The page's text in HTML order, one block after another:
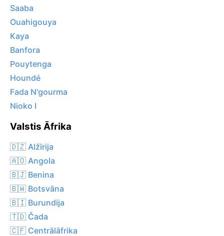
Saaba
Ouahigouya
Kaya
Banfora
Pouytenga
Houndé
Fada N'gourma
Nioko I
Valstis Āfrika
🇩🇿 Alžīrija
🇦🇴 Angola
🇧🇯 Benina
🇧🇼 Botsvāna
🇧🇮 Burundija
🇹🇩 Čada
🇨🇫 Centrālāfrika